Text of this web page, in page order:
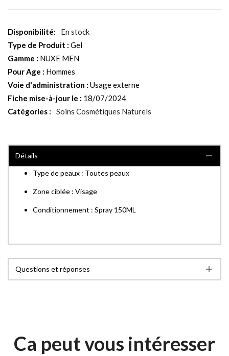
En stock
Type de Produit : Gel
Gamme : NUXE MEN
Pour Age : Hommes
Voie d'administration : Usage externe
Fiche mise-à-jour le : 18/07/2024
Catégories :
Soins Cosmétiques Naturels
Détails
Type de peaux : Toutes peaux
Zone ciblée : Visage
Conditionnement : Spray 150ML
Questions et réponses
Ca peut vous intéresser